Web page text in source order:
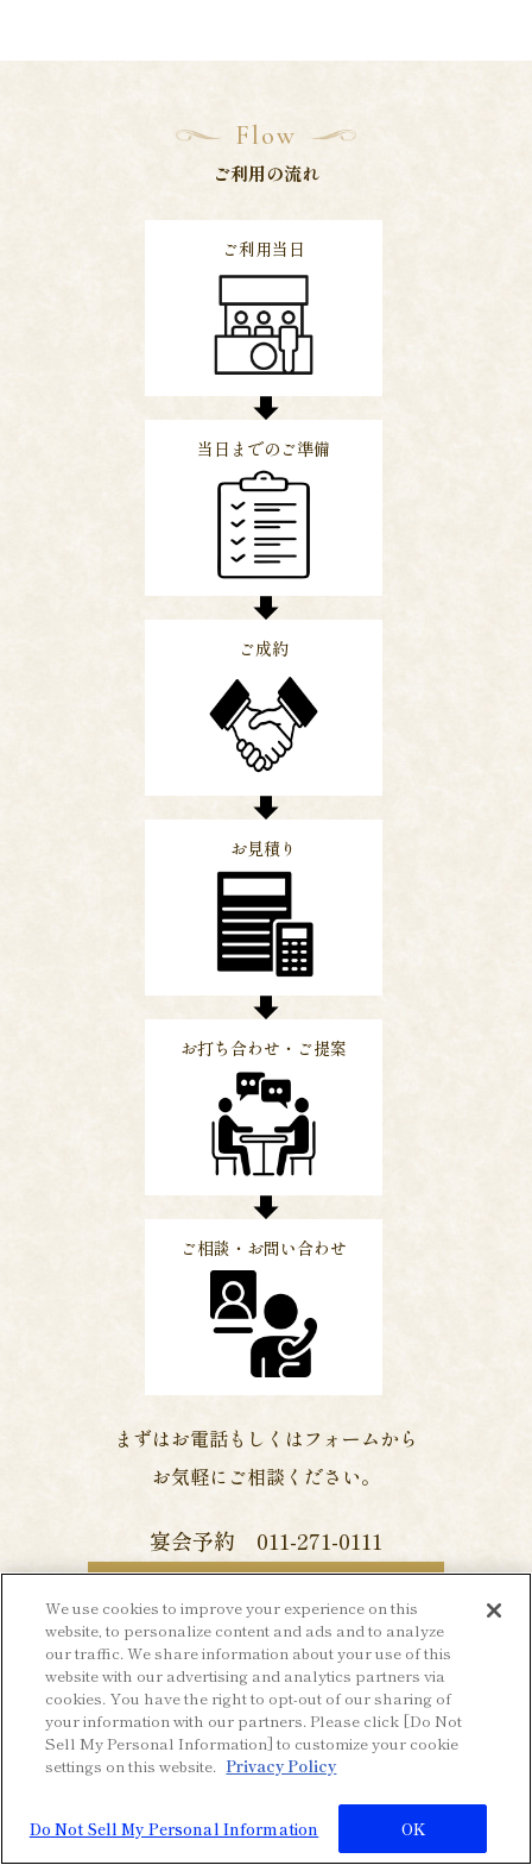
Flow
ご利用の流れ
ご相談・お問い合わせ
お打ち合わせ・ご提案
お見積り
ご成約
当日までのご準備
ご利用当日
まずはお電話もしくはフォームから
お気軽にご相談ください。
宴会予約 011-271-0111
レストラン予約 宿泊予約
We use cookies to improve your experience on this
website, to personalize content and ads and to analyze
our traffic. We share information about your use of this
website with our advertising and analytics partners via
cookies. You have the right to opt-out of our sharing of
your information with our partners. Please click [Do Not
Sell My Personal Information] to customize your cookie
settings on this website. Privacy Policy
Do Not Sell My Personal Information OK